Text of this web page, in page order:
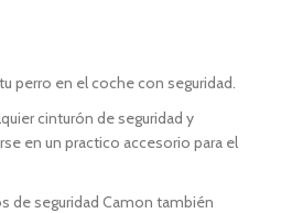
perro en el coche con seguridad.
cinturón de seguridad y
en un practico accesorio para el
de seguridad Camon también